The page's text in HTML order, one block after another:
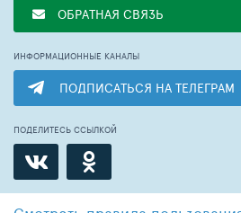
ОБРАТНАЯ СВЯЗЬ
ИНФОРМАЦИОННЫЕ КАНАЛЫ
ПОДПИСАТЬСЯ НА ТЕЛЕГРАМ
ПОДЕЛИТЕСЬ ССЫЛКОЙ